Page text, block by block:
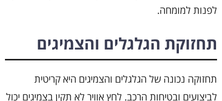
לפנות למומחה.
תחזוקת הגלגלים והצמיגים
תחזוקה נכונה של הגלגלים והצמיגים היא קריטית
לביצועים ובטיחות הרכב. לחץ אוויר לא תקין בצמיגים יכול